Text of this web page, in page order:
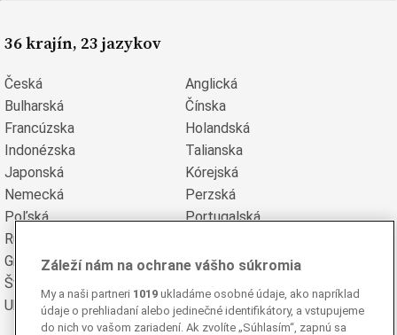
36 krajín, 23 jazykov
Česká
Anglická
Bulharská
Čínska
Francúzska
Holandská
Indonézska
Talianska
Japonská
Kórejská
Nemecká
Perzská
Poľská
Portugalská
Rumunská
Grécka
Španielska
Švédska
Ukrajinská
Vietnamská
Záleží nám na ochrane vášho súkromia
My a naši partneri 1019 ukladáme osobné údaje, ako napríklad
údaje o prehliadaní alebo jedinečné identifikátory, a vstupujeme
do nich vo vašom zariadení. Ak zvolíte „Súhlasím“, zapnú sa